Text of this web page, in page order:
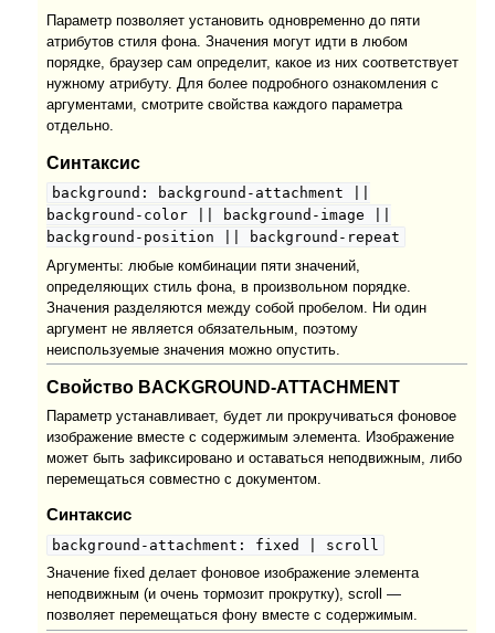
Параметр позволяет установить одновременно до пяти
атрибутов стиля фона. Значения могут идти в любом
порядке, браузер сам определит, какое из них соответствует
нужному атрибуту. Для более подробного ознакомления с
аргументами, смотрите свойства каждого параметра
отдельно.
Синтаксис
background: background-attachment ||
background-color || background-image ||
background-position || background-repeat
Аргументы: любые комбинации пяти значений,
определяющих стиль фона, в произвольном порядке.
Значения разделяются между собой пробелом. Ни один
аргумент не является обязательным, поэтому
неиспользуемые значения можно опустить.
Свойство BACKGROUND-ATTACHMENT
Параметр устанавливает, будет ли прокручиваться фоновое
изображение вместе с содержимым элемента. Изображение
может быть зафиксировано и оставаться неподвижным, либо
перемещаться совместно с документом.
Синтаксис
background-attachment: fixed | scroll
Значение fixed делает фоновое изображение элемента
неподвижным (и очень тормозит прокрутку), scroll —
позволяет перемещаться фону вместе с содержимым.